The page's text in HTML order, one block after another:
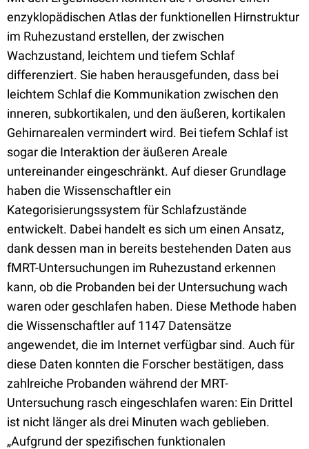
enzyklopädischen Atlas der funktionellen Hirnstruktur
im Ruhezustand erstellen, der zwischen
Wachzustand, leichtem und tiefem Schlaf
differenziert. Sie haben herausgefunden, dass bei
leichtem Schlaf die Kommunikation zwischen den
inneren, subkortikalen, und den äußeren, kortikalen
Gehirnarealen vermindert wird. Bei tiefem Schlaf ist
sogar die Interaktion der äußeren Areale
untereinander eingeschränkt. Auf dieser Grundlage
haben die Wissenschaftler ein
Kategorisierungssystem für Schlafzustände
entwickelt. Dabei handelt es sich um einen Ansatz,
dank dessen man in bereits bestehenden Daten aus
fMRT-Untersuchungen im Ruhezustand erkennen
kann, ob die Probanden bei der Untersuchung wach
waren oder geschlafen haben. Diese Methode haben
die Wissenschaftler auf 1147 Datensätze
angewendet, die im Internet verfügbar sind. Auch für
diese Daten konnten die Forscher bestätigen, dass
zahlreiche Probanden während der MRT-
Untersuchung rasch eingeschlafen waren: Ein Drittel
ist nicht länger als drei Minuten wach geblieben.
„Aufgrund der spezifischen funktionalen